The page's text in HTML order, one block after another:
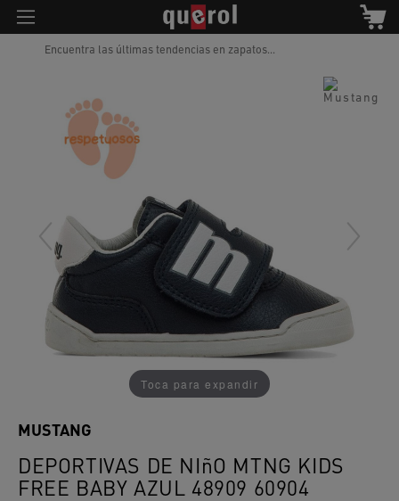
Encuentra las últimas tendencias en zapatos...
Toca para expandir
DEPORTIVAS DE NIñO MTNG KIDS
FREE BABY AZUL 48909 60904
MUSTANG